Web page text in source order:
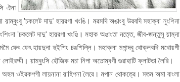
ঐনা
'চকলেট দাদু' হায়রগা খংঙি। মরমদি অঙাংবু উরবদি মহাক্বা নুংশিনা
'চকলেট দাদু' হায়রগা খংঙি। মহাক অঙাংতা নত্তে, জীব-জন্তুসু য়াম্না
ফেৎ ফেৎ হায়দুনা হুইশিং চঙশিল্লি। মহাক্লা মপান্দবু থোক্লবদি মখোয়গী
য়াম্বুংসি হৌজিক মচা নিপা অতোম্বগী গুৱাহাটি ফ্লাটতা লৈরি।
ওইরকপগী লায়নানা য়াহিপনা লৈরে। মপান থোকত্রে। মতম অমা বাংলা